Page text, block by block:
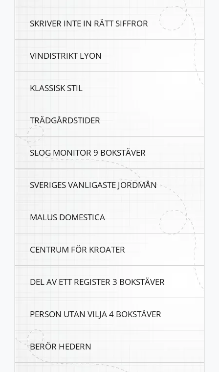
SKRIVER INTE IN RÄTT SIFFROR
VINDISTRIKT LYON
KLASSISK STIL
TRÄDGÅRDSTIDER
SLOG MONITOR 9 BOKSTÄVER
SVERIGES VANLIGASTE JORDMÅN
MALUS DOMESTICA
CENTRUM FÖR KROATER
DEL AV ETT REGISTER 3 BOKSTÄVER
PERSON UTAN VILJA 4 BOKSTÄVER
BERÖR HEDERN